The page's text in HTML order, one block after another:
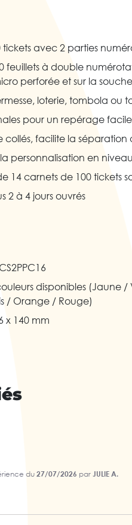
tickets avec 2 parties
feuillets à double
perforée et sur la
loterie, tombola
pour un repérage
collés, facilite la séparation
personnalisation en
14 carnets de 100 tickets
2 à 4 jours ouvrés
disponibles (Jaune
/ Orange / Rouge)
x 140 mm
du27/07/2026 par JULIE A.